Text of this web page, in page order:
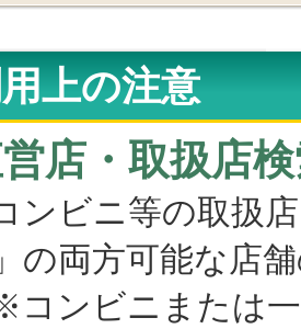
上の注意
営店・取扱店
ンビニ等の取扱
の両方可能な店
ビニまたは一